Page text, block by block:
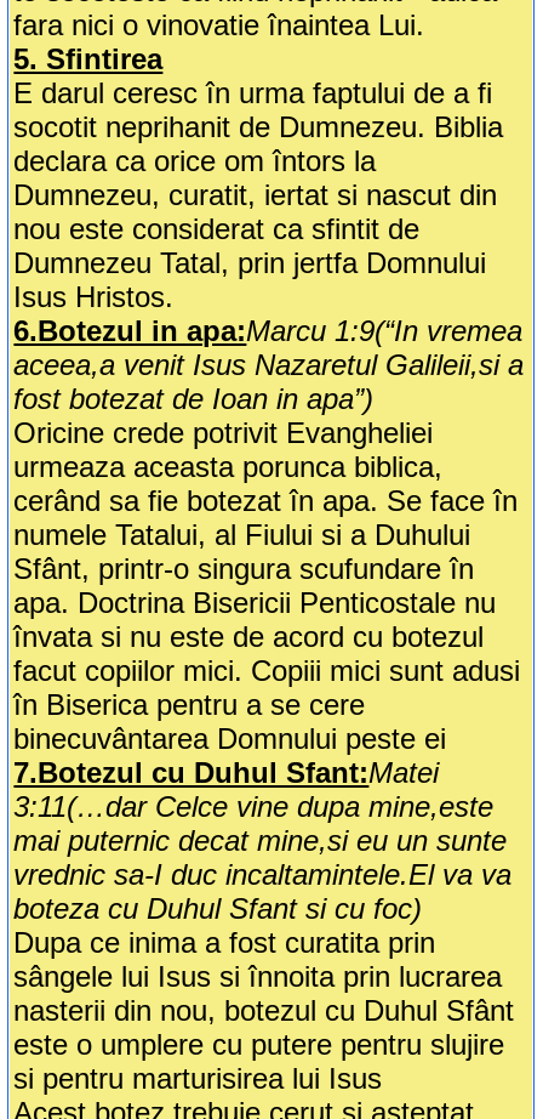
fara nici o vinovatie înaintea Lui.
5. Sfintirea
E darul ceresc în urma faptului de a fi
socotit neprihanit de Dumnezeu. Biblia
declara ca orice om întors la
Dumnezeu, curatit, iertat si nascut din
nou este considerat ca sfintit de
Dumnezeu Tatal, prin jertfa Domnului
Isus Hristos.
6.Botezul in apa:Marcu 1:9(“In vremea
aceea,a venit Isus Nazaretul Galileii,si a
fost botezat de Ioan in apa”)
Oricine crede potrivit Evangheliei
urmeaza aceasta porunca biblica,
cerând sa fie botezat în apa. Se face în
numele Tatalui, al Fiului si a Duhului
Sfânt, printr-o singura scufundare în
apa. Doctrina Bisericii Penticostale nu
învata si nu este de acord cu botezul
facut copiilor mici. Copiii mici sunt adusi
în Biserica pentru a se cere
binecuvântarea Domnului peste ei
7.Botezul cu Duhul Sfant:Matei
3:11(…dar Celce vine dupa mine,este
mai puternic decat mine,si eu un sunte
vrednic sa-I duc incaltamintele.El va va
boteza cu Duhul Sfant si cu foc)
Dupa ce inima a fost curatita prin
sângele lui Isus si înnoita prin lucrarea
nasterii din nou, botezul cu Duhul Sfânt
este o umplere cu putere pentru slujire
si pentru marturisirea lui Isus